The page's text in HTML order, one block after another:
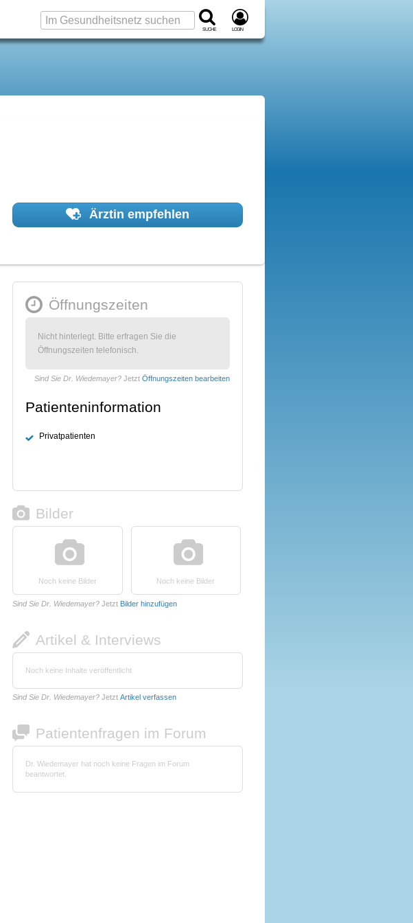
Suche Login
Ärztin empfehlen
Öffnungszeiten
Nicht hinterlegt. Bitte erfragen Sie die
Öffnungszeiten telefonisch.
Sind Sie Dr. Wiedemayer? Jetzt Öffnungszeiten bearbeiten
Patienteninformation
Privatpatienten
Bilder
Noch keine Bilder Noch keine Bilder
Sind Sie Dr. Wiedemayer? Jetzt Bilder hinzufügen
Artikel & Interviews
Noch keine Inhalte veröffentlicht
Sind Sie Dr. Wiedemayer? Jetzt Artikel verfassen
Patientenfragen im Forum
Dr. Wiedemayer hat noch keine Fragen im Forum
beantwortet.